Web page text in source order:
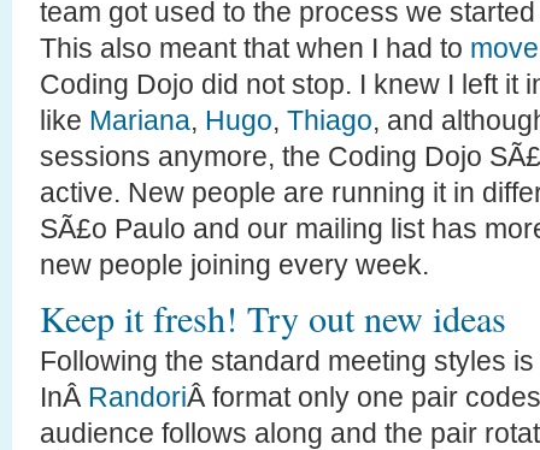
team got used to the process we
This also meant that when I had to
Coding Dojo did not stop. I knew I left it
like Mariana, Hugo, Thiago, and
sessions anymore, the Coding Dojo
active. New people are running it in
SÃ£o Paulo and our mailing list has
new people joining every week.
Keep it fresh! Try out new ideas
Following the standard meeting styles
InÂ RandoriÂ format only one pair
audience follows along and the pair